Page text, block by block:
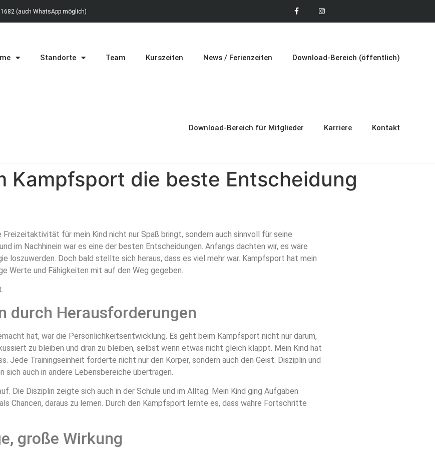
(auch WhatsApp möglich)
Standorte Team Kurszeiten News / Ferienzeiten Download-Bereich (öffentlich)
Download-Bereich für Mitglieder Karriere Kontakt
Kampfsport die beste Entscheidung
für mein Kind nicht nur Spaß bringt, sondern auch sinnvoll für seine
im Nachhinein war es eine der besten Entscheidungen. Anfangs dachten wir, es wäre
loszuwerden. Doch bald stellte sich heraus, dass es viel mehr war. Kampfsport hat mein
Werte und Fähigkeiten mit auf den Weg gegeben.
durch Herausforderungen
hat, war die Persönlichkeitsentwicklung. Es geht beim Kampfsport nicht nur darum,
zu bleiben und dran zu bleiben, selbst wenn etwas nicht gleich klappt. Mein Kind hat
Jede Trainingseinheit forderte nicht nur den Körper, sondern auch den Geist. Disziplin und
auch in andere Lebensbereiche übertragen.
Die Disziplin zeigte sich auch in der Schule und im Alltag. Mein Kind ging Aufgaben
Chancen, daraus zu lernen. Durch den Kampfsport lernte es, dass wahre Fortschritte
große Wirkung